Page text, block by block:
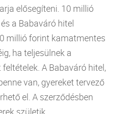
elősegíteni. 10 millió
a Babaváró hitel
millió forint kamatmentes
ha teljesülnek a
A Babaváró hitel,
van, gyereket tervező
el. A szerződésben
születik.